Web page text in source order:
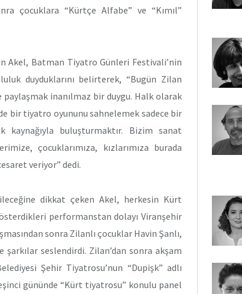
çocuklara “Kürtçe Alfabe” ve “Kımıl”
Akel, Batman Tiyatro Günleri Festivali’nin
duyduklarını belirterek, “Bugün Zilan
inanılmaz bir duygu. Halk olarak
bir tiyatro oyununu sahnelemek sadece bir
buluşturmaktır. Bizim sanat
çocuklarımıza, kızlarımıza burada
veriyor” dedi.
dikkat çeken Akel, herkesin Kürt
performanstan dolayı Viranşehir
sonra Zilanlı çocuklar Havin Şanlı,
seslendirdi. Zilan’dan sonra akşam
Şehir Tiyatrosu’nun “Dupişk” adlı
gününde “Kürt tiyatrosu” konulu panel